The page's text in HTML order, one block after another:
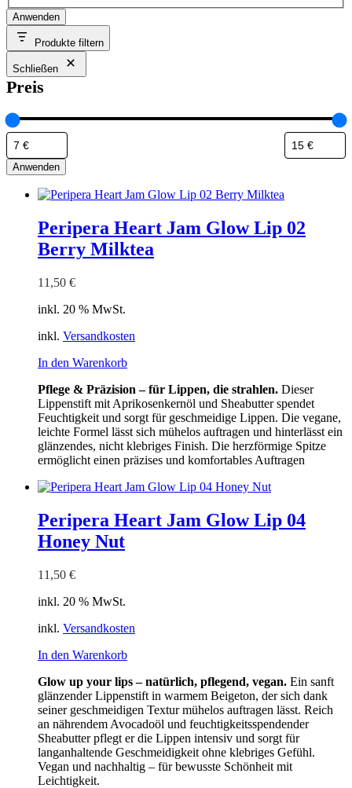
Anwenden
Produkte filtern
Schließen
Preis
Anwenden
Peripera Heart Jam Glow Lip 02
Berry Milktea
11,50 €
inkl. 20 % MwSt.
inkl. Versandkosten
In den Warenkorb
Pflege & Präzision – für Lippen, die strahlen. Dieser
Lippenstift mit Aprikosenkernöl und Sheabutter spendet
Feuchtigkeit und sorgt für geschmeidige Lippen. Die vegane,
leichte Formel lässt sich mühelos auftragen und hinterlässt ein
glänzendes, nicht klebriges Finish. Die herzförmige Spitze
ermöglicht einen präzises und komfortables Auftragen
Peripera Heart Jam Glow Lip 04
Honey Nut
11,50 €
inkl. 20 % MwSt.
inkl. Versandkosten
In den Warenkorb
Glow up your lips – natürlich, pflegend, vegan. Ein sanft
glänzender Lippenstift in warmem Beigeton, der sich dank
seiner geschmeidigen Textur mühelos auftragen lässt. Reich
an nährendem Avocadoöl und feuchtigkeitsspendender
Sheabutter pflegt er die Lippen intensiv und sorgt für
langanhaltende Geschmeidigkeit ohne klebriges Gefühl.
Vegan und nachhaltig – für bewusste Schönheit mit
Leichtigkeit.